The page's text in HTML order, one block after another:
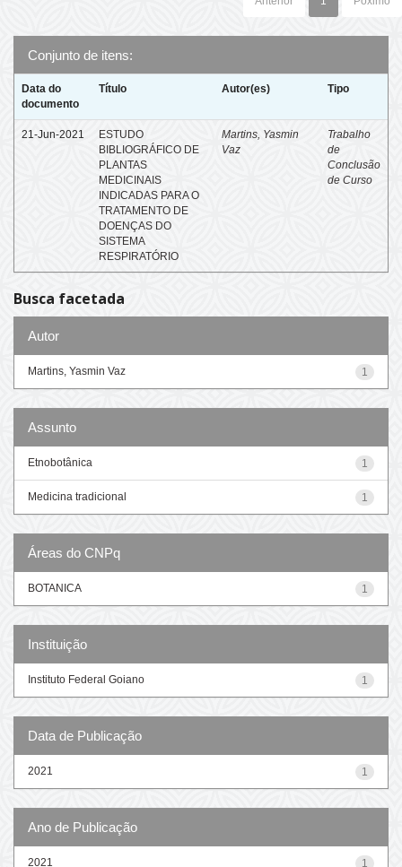
Conjunto de itens:
Data do
documento
Título Autor(es) Tipo
21-Jun-2021
ESTUDO
BIBLIOGRÁFICO DE
PLANTAS
MEDICINAIS
INDICADAS PARA O
TRATAMENTO DE
DOENÇAS DO
SISTEMA
RESPIRATÓRIO
Martins, Yasmin
Vaz
Trabalho
de
Conclusão
de Curso
Busca facetada
Autor
1
Martins, Yasmin Vaz
Assunto
1
Etnobotânica
1
Medicina tradicional
Áreas do CNPq
1
BOTANICA
Instituição
1
Instituto Federal Goiano
Data de Publicação
1
2021
Ano de Publicação
1
2021